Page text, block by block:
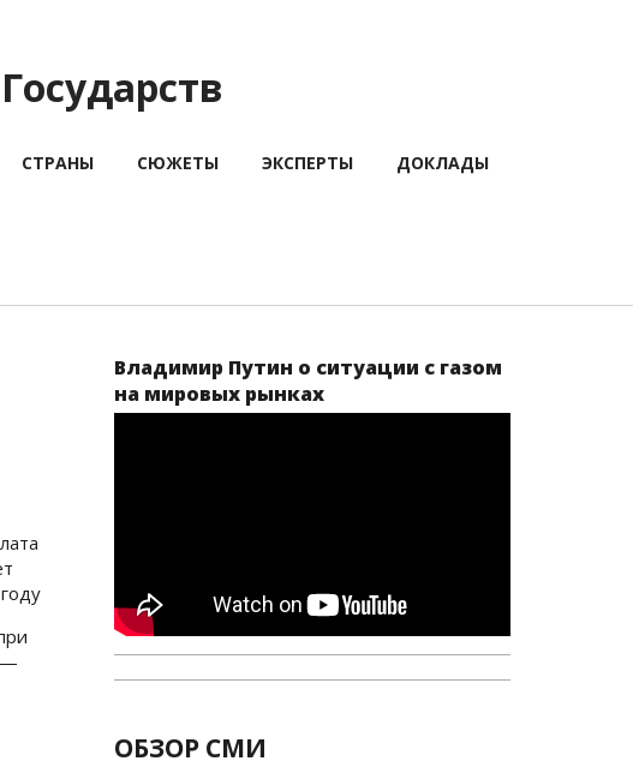
СТРАНЫ СЮЖЕТЫ ЭКСПЕРТЫ ДОКЛАДЫ
—
Владимир Путин о ситуации с газом
на мировых рынках
ОБЗОР СМИ